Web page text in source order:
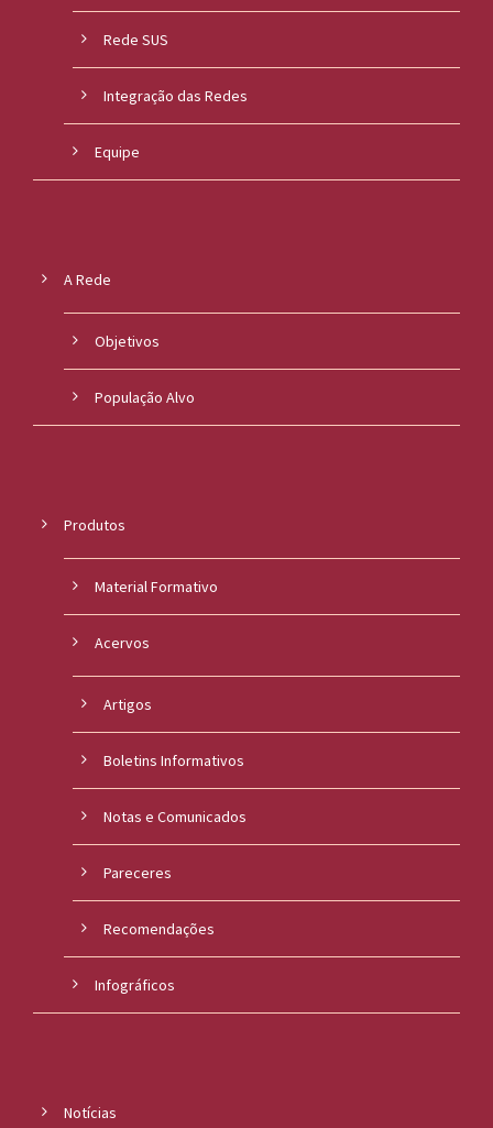
Rede SUS
Integração das Redes
Equipe
A Rede
Objetivos
População Alvo
Produtos
Material Formativo
Acervos
Artigos
Boletins Informativos
Notas e Comunicados
Pareceres
Recomendações
Infográficos
Notícias